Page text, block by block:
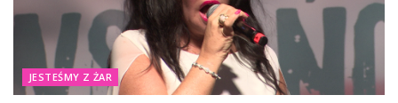
JESTEŚMY Z ŻAR